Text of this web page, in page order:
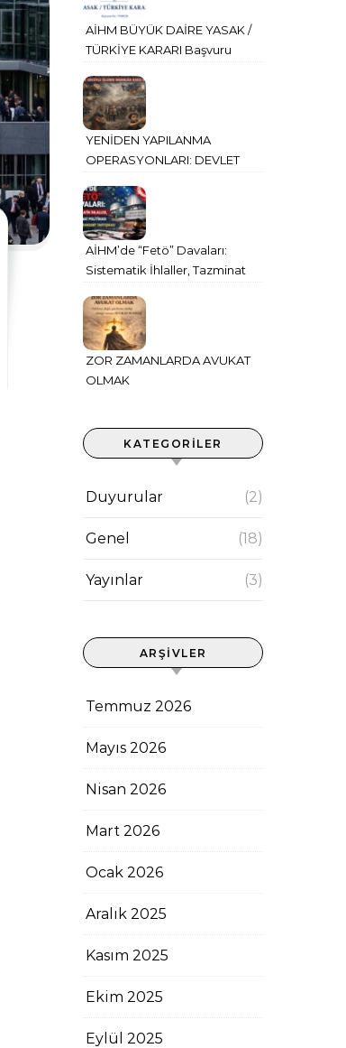
AİHM BÜYÜK DAİRE YASAK /
TÜRKİYE KARARI Başvuru
YENİDEN YAPILANMA
OPERASYONLARI: DEVLET
İNSANLIĞA KARŞI SUÇ
AİHM’de “Fetö” Davaları:
Sistematik İhlaller, Tazminat
Tartışması
ZOR ZAMANLARDA AVUKAT
OLMAK
KATEGORILER
Duyurular (2)
Genel (18)
Yayınlar (3)
ARŞIVLER
Temmuz 2026
Mayıs 2026
Nisan 2026
Mart 2026
Ocak 2026
Aralık 2025
Kasım 2025
Ekim 2025
Eylül 2025